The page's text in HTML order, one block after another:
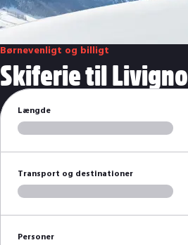
Børnevenligt og billigt
Skiferie til Livigno
Længde
Transport og destinationer
Personer